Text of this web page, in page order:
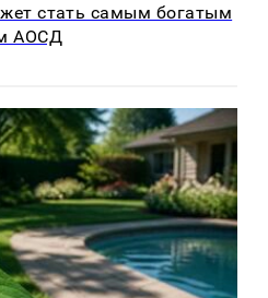
стать самым богатым
АОСД